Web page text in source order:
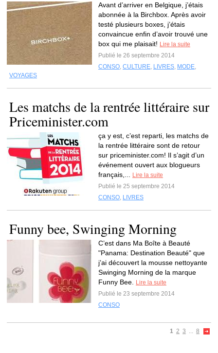
Avant d’arriver en Belgique, j’étais
abonnée à la Birchbox. Après avoir
testé plusieurs boxes, j’étais
convaincue enfin d’avoir trouvé une
box qui me plaisait! Lire la suite
Publié le 26 septembre 2014
CONSO, CULTURE, LIVRES, MODE,
VOYAGES
Les matchs de la rentrée littéraire sur
Priceminister.com
ça y est, c’est reparti, les matchs de
la rentrée littéraire sont de retour
sur priceminister.com! Il s’agit d’un
événement ouvert aux blogueurs
français,...
Lire la suite
Publié le 25 septembre 2014
CONSO, LIVRES
Funny bee, Swinging Morning
C’est dans Ma Boîte à Beauté
"Panama: Destination Beauté" que
j’ai découvert la mousse nettoyante
Swinging Morning de la marque
Funny Bee.
Lire la suite
Publié le 23 septembre 2014
CONSO
1 2 3 ... 8